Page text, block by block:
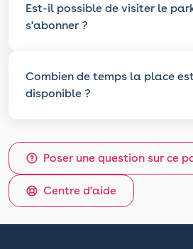
Est-il possible de visiter le
s'abonner ?
Combien de temps la place
disponible ?
Poser une question sur ce
Centre d'aide